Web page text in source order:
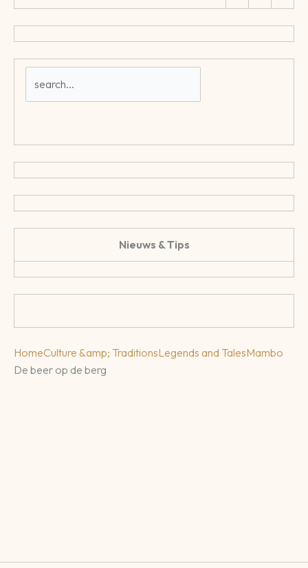
Nieuws & Tips
HomeCulture &amp; TraditionsLegends and TalesMambo
De beer op de berg